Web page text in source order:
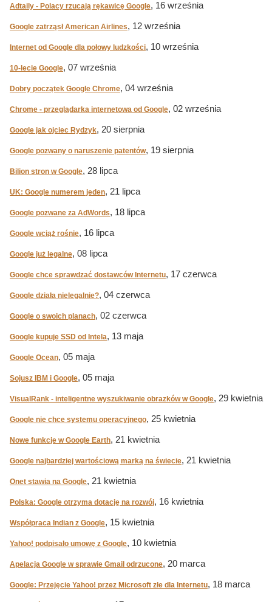
Adtaily - Polacy rzucają rękawicę Google, 16 września
Google zatrząsł American Airlines, 12 września
Internet od Google dla połowy ludzkości, 10 września
10-lecie Google, 07 września
Dobry początek Google Chrome, 04 września
Chrome - przeglądarka internetowa od Google, 02 września
Google jak ojciec Rydzyk, 20 sierpnia
Google pozwany o naruszenie patentów, 19 sierpnia
Bilion stron w Google, 28 lipca
UK: Google numerem jeden, 21 lipca
Google pozwane za AdWords, 18 lipca
Google wciąż rośnie, 16 lipca
Google już legalne, 08 lipca
Google chce sprawdzać dostawców Internetu, 17 czerwca
Google działa nielegalnie?, 04 czerwca
Google o swoich planach, 02 czerwca
Google kupuje SSD od Intela, 13 maja
Google Ocean, 05 maja
Sojusz IBM i Google, 05 maja
VisualRank - inteligentne wyszukiwanie obrazków w Google, 29 kwietnia
Google nie chce systemu operacyjnego, 25 kwietnia
Nowe funkcje w Google Earth, 21 kwietnia
Google najbardziej wartościową marką na świecie, 21 kwietnia
Onet stawia na Google, 21 kwietnia
Polska: Google otrzyma dotację na rozwój, 16 kwietnia
Współpraca Indian z Google, 15 kwietnia
Yahoo! podpisało umowę z Google, 10 kwietnia
Apelacja Google w sprawie Gmail odrzucone, 20 marca
Google: Przejęcie Yahoo! przez Microsoft złe dla Internetu, 18 marca